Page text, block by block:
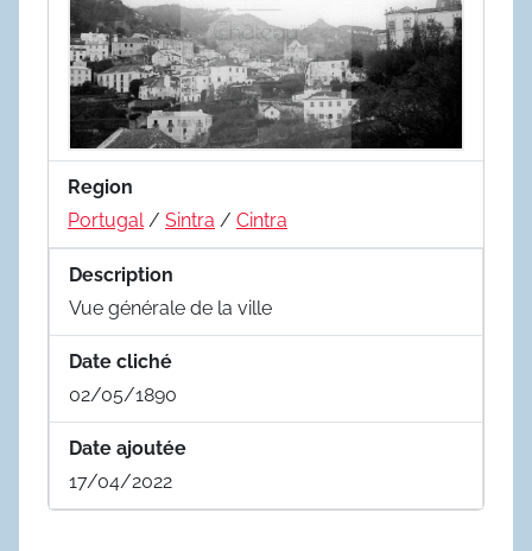
Region
Portugal / Sintra / Cintra
Description
Vue générale de la ville
Date cliché
02/05/1890
Date ajoutée
17/04/2022